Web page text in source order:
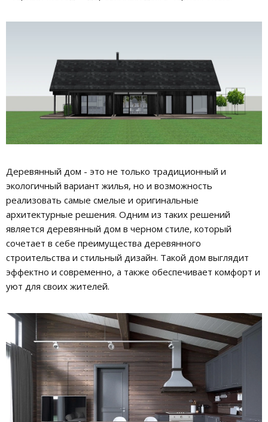
Деревянный дом - это не только традиционный и
экологичный вариант жилья, но и возможность
реализовать самые смелые и оригинальные
архитектурные решения. Одним из таких решений
является деревянный дом в черном стиле, который
сочетает в себе преимущества деревянного
строительства и стильный дизайн. Такой дом выглядит
эффектно и современно, а также обеспечивает комфорт и
уют для своих жителей.